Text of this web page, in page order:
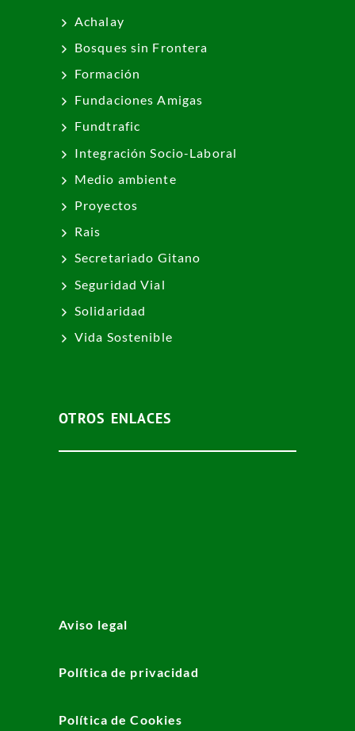
Achalay
Bosques sin Frontera
Formación
Fundaciones Amigas
Fundtrafic
Integración Socio-Laboral
Medio ambiente
Proyectos
Rais
Secretariado Gitano
Seguridad Vial
Solidaridad
Vida Sostenible
OTROS ENLACES
Aviso legal
Política de privacidad
Política de Cookies